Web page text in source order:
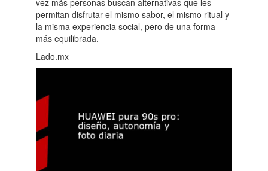
vez más personas buscan alternativas que les
permitan disfrutar el mismo sabor, el mismo ritual y
la misma experiencia social, pero de una forma
más equilibrada.
Lado.mx